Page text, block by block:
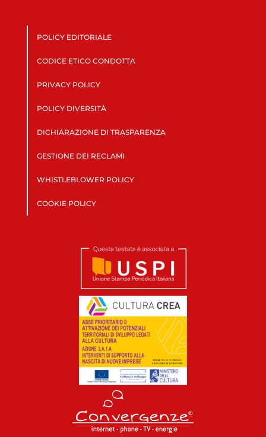
POLICY EDITORIALE
CODICE ETICO CONDOTTA
PRIVACY POLICY
POLICY DIVERSITÀ
DICHIARAZIONE DI TRASPARENZA
GESTIONE DEI RECLAMI
WHISTLEBLOWER POLICY
COOKIE POLICY